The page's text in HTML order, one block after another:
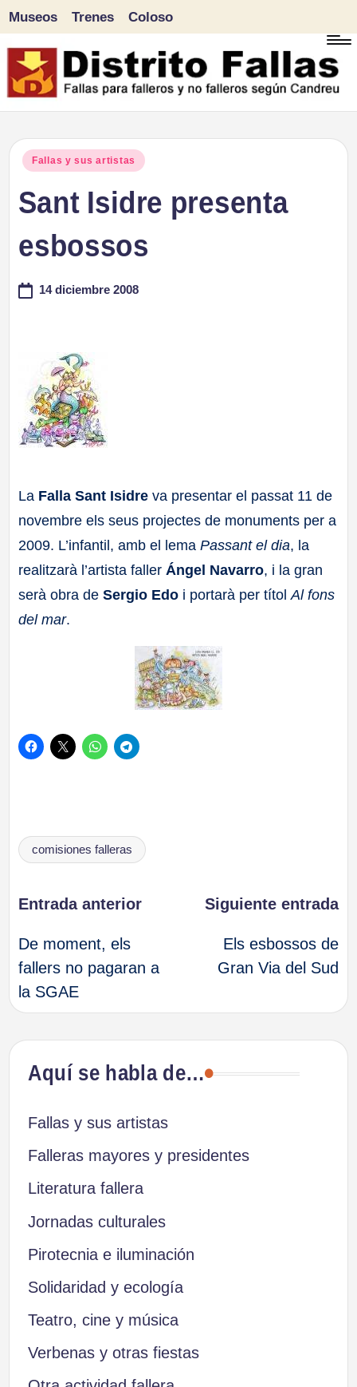
Saltar
al
Museos Trenes Coloso
Publicado
Fallas y sus artistas
Sant Isidre presenta
esbossos
14 diciembre 2008
La Falla Sant Isidre va presentar el passat 11 de
novembre els seus projectes de monuments per a
2009. L’infantil, amb el lemaPassant el dia, la
realitzarà l’artista fallerÁngel Navarro, i la gran
serà obra deSergio Edo i portarà per títolAl fons
del mar.
Etiquetas:
comisiones falleras
Navegación
de
entradas
Entrada anterior
De moment, els
fallers no pagaran a
la SGAE
Siguiente entrada
Els esbossos de
Gran Via del Sud
Aquí se habla de…
Fallas y sus artistas
Falleras mayores y presidentes
Literatura fallera
Jornadas culturales
Pirotecnia e iluminación
Solidaridad y ecología
Teatro, cine y música
Verbenas y otras fiestas